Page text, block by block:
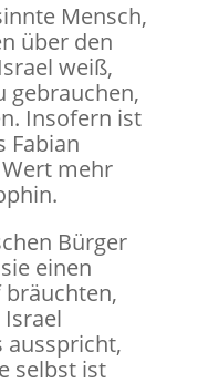
Mensch,
über den
weiß,
gebrauchen,
Insofern ist
Fabian
mehr
Bürger
einen
bräuchten,
ausspricht,
selbst ist